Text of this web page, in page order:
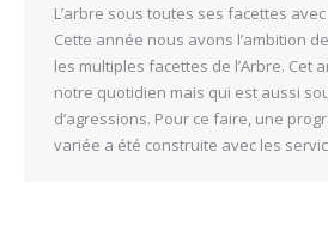
L’arbre sous toutes ses facettes
Cette année nous avons l’ambition
les multiples facettes de l’Arbre. Cet
notre quotidien mais qui est aussi
d’agressions. Pour ce faire, une
variée a été construite avec les